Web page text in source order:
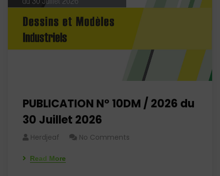
PUBLICATION N° 10DM / 2026 du
30 Juillet 2026
Herdjeaf No Comments
Read More